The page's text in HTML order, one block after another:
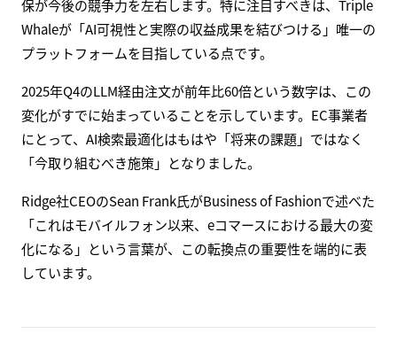
保が今後の競争力を左右します。特に注目すべきは、Triple
Whaleが「AI可視性と実際の収益成果を結びつける」唯一の
プラットフォームを目指している点です。
2025年Q4のLLM経由注文が前年比60倍という数字は、この
変化がすでに始まっていることを示しています。EC事業者
にとって、AI検索最適化はもはや「将来の課題」ではなく
「今取り組むべき施策」となりました。
Ridge社CEOのSean Frank氏がBusiness of Fashionで述べた
「これはモバイルフォン以来、eコマースにおける最大の変
化になる」という言葉が、この転換点の重要性を端的に表
しています。